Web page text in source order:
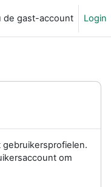
de gast-account Login
om